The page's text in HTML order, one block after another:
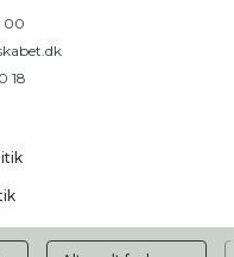
00
18